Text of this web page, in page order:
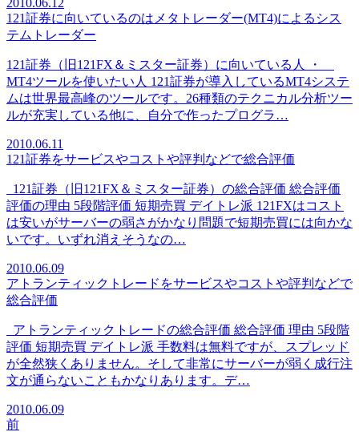
2010.06.12
121証券に向いているのはメタトレーダー(MT4)によるシス
テムトレーダー
121証券（旧121FX＆ミスター証券）に向いている人 ・
MT4ツールを使いたい人 121証券が導入しているMT4システ
ムは世界最高峰のツールです。26種類のテクニカル分析ツー
ルが充実している他に、自分で作ったプログラ…
2010.06.11
121証券をサービスやコストや評判などで総合評価
121証券（旧121FX＆ミスター証券）の総合評価 総合評価
評価の理由 5段階評価 短期売買 デイトレ派 121FXはコスト
は安いがサーバーの弱さがかなり問題で短期売買には向かな
いです。いずれ消えそうなの…
2010.06.09
アトランティックトレードをサービスやコストや評判などで
総合評価
アトランティックトレードの総合評価 総合評価 理由 5段階
評価 短期売買 デイトレ派 手数料は無料ですが、スプレッド
が全然狭くありません。そして非常にサーバーが弱く成行注
文が通らないこともかなりあります。デ…
2010.06.09
前